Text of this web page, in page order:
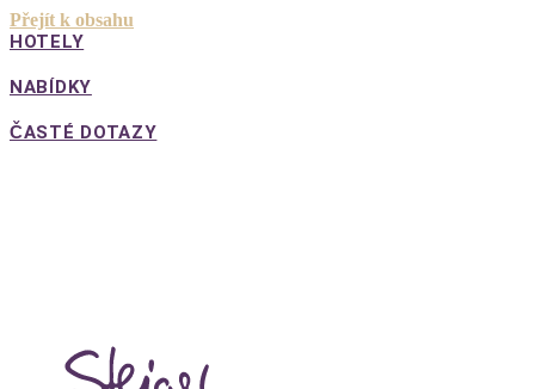
Přejít k obsahu
HOTELY
NABÍDKY
ČASTÉ DOTAZY